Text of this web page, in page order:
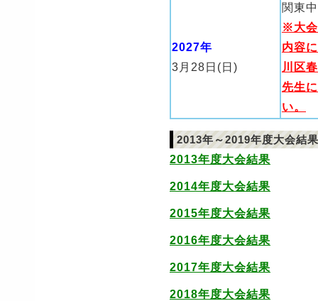
2027年
3月28日(日)
関東
※大会
内容
川区
先生
い。
2013年～2019年度大会結果
2013年度大会結果
2014年度大会結果
2015年度大会結果
2016年度大会結果
2017年度大会結果
2018年度大会結果